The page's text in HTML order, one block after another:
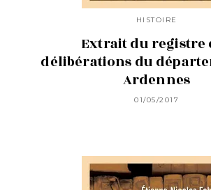
HISTOIRE
Extrait du registre
délibérations du
Ardennes
01/05/2017